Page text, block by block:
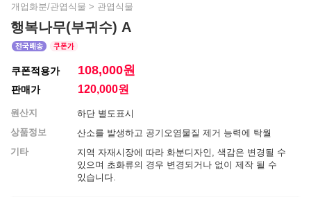
개업화분/관엽식물 > 관엽식물
행복나무(부귀수) A
쿠폰적용가 108,000원
판매가 120,000원
원산지
하단 별도표시
상품정보
산소를 발생하고 공기오염물질 제거 능력에 탁월
기타
지역 자재시장에 따라 화분디자인, 색감은 변경될 수
있으며 초화류의 경우 변경되거나 없이 제작 될 수
있습니다.